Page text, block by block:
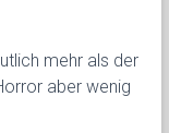
mehr als der
aber wenig